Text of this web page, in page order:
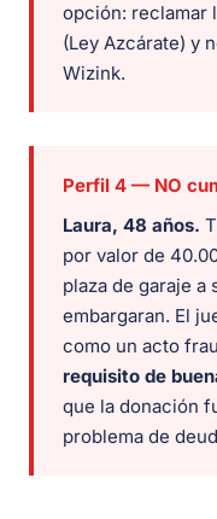
opción: reclamar
(Ley Azcárate) y
Wizink.
Perfil 4 — NO
Laura, 48 años.
por valor de
plaza de garaje a
embargaran. El
como un acto
requisito de
que la donación
problema de